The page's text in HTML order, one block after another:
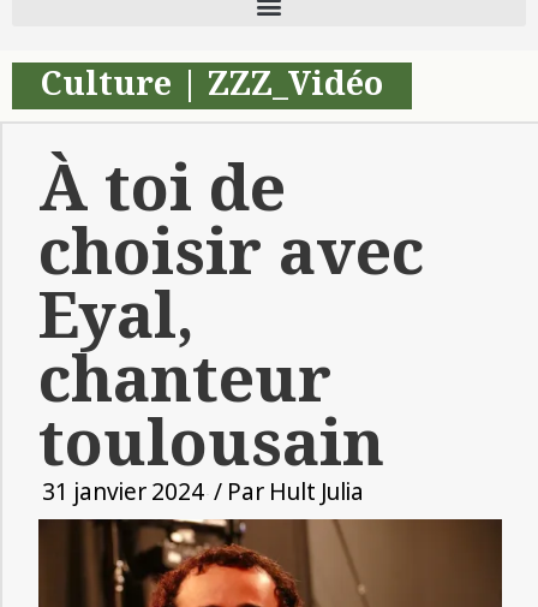
Culture ZZZ_Vidéo
À toi de
choisir avec
Eyal,
chanteur
toulousain
31 janvier 2024 / Par Hult Julia